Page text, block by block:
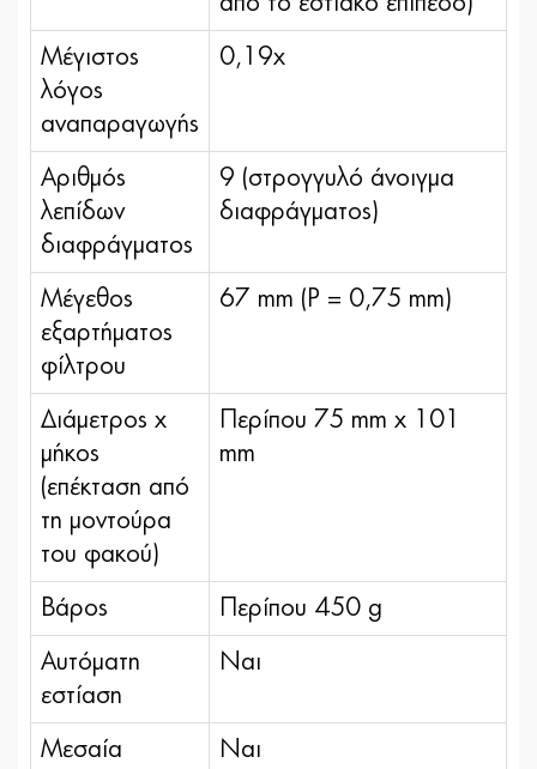
Μέγιστος
λόγος
αναπαραγωγής
0,19x
Αριθμός
λεπίδων
διαφράγματος
9 (στρογγυλό άνοιγμα
διαφράγματος)
Μέγεθος
εξαρτήματος
φίλτρου
67 mm (P = 0,75 mm)
Διάμετρος x
μήκος
(επέκταση από
τη μοντούρα
του φακού)
Περίπου 75 mm x 101
mm
Βάρος Περίπου 450 g
Αυτόματη
εστίαση
Ναι
Μεσαία
Ναι